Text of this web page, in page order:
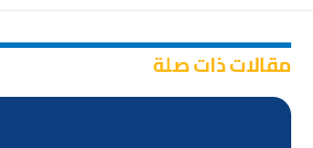
مقالات ذات صلة